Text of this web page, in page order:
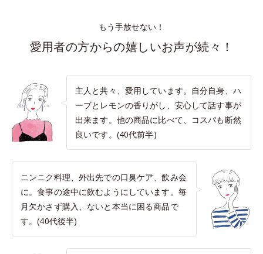
もう手放せない！
愛用者の方からの嬉しいお声が続々！
主人と共々、愛用しています。自分自身、ハ
ーブとレモンの香りがし、安心して話す事が
出来ます。他の商品に比べて、コスパも断然
良いです。(40代前半)
ニンニク料理、外出先での口臭ケア、飲み会
に。食事の途中に飲むようにしています。毎
月欠かさず購入、ないと本当に困る商品で
す。(40代後半)